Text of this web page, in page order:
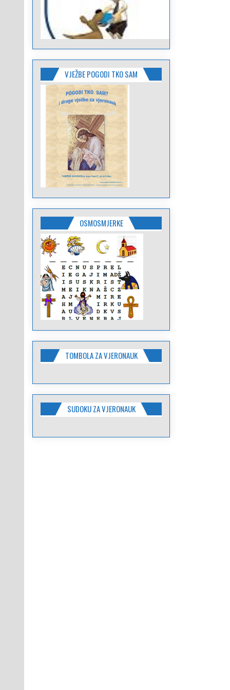
VJEŽBE POGODI TKO SAM
OSMOSMJERKE
TOMBOLA ZA VJERONAUK
SUDOKU ZA VJERONAUK